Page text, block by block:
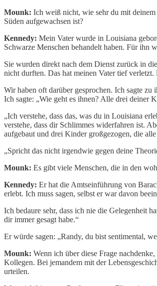
Mounk: Ich weiß nicht, wie sehr du mit deinem
Süden aufgewachsen ist?
Kennedy: Mein Vater wurde in Louisiana
Schwarze Menschen behandelt haben. Für ihn
Sie wurden direkt nach dem Dienst zurück in
nicht durften. Das hat meinen Vater tief
Wir haben oft darüber gesprochen. Ich sagte
Ich sagte: „Wie geht es ihnen? Alle drei deiner
„Ich verstehe, dass das, was du in Louisiana
verstehe, dass dir Schlimmes widerfahren ist.
aufgebaut und drei Kinder großgezogen, die
„Spricht das nicht irgendwie gegen deine
Mounk: Es gibt viele Menschen, die in den
Kennedy: Er hat die Amtseinführung von
erlebt. Ich muss sagen, selbst er war davon
Ich bedaure sehr, dass ich nie die Gelegenheit
dir immer gesagt habe.“
Er würde sagen: „Randy, du bist sentimental,
Mounk: Wenn ich über diese Frage
Kollegen. Bei jemandem mit der
urteilen.